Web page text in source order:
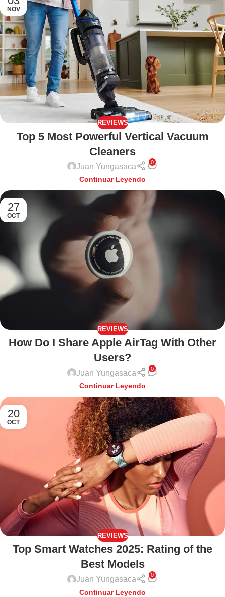
NOV
REVIEWS
Top 5 Most Powerful Vertical Vacuum
Cleaners
Juan Yungasaca
0
Continuar Leyendo
27
OCT
REVIEWS
How Do I Share Apple AirTag With Other
Users?
Juan Yungasaca
0
Continuar Leyendo
20
OCT
REVIEWS
Top Smart Watches 2025: Rating of the
Best Models
Juan Yungasaca
0
Continuar Leyendo